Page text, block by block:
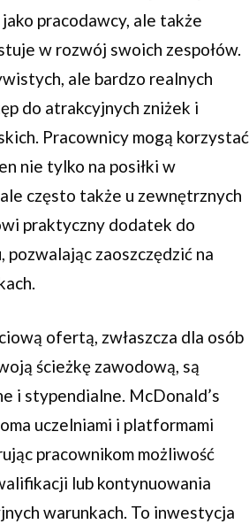
pracodawcy, ale także
w rozwój swoich zespołów.
ale bardzo realnych
do atrakcyjnych zniżek i
Pracownicy mogą korzystać
nie tylko na posiłki w
często także u zewnętrznych
praktyczny dodatek do
zaoszczędzić na
ofertą, zwłaszcza dla osób
ścieżkę zawodową, są
i stypendialne. McDonald’s
uczelniami i platformami
pracownikom możliwość
lub kontynuowania
warunkach. To inwestycja